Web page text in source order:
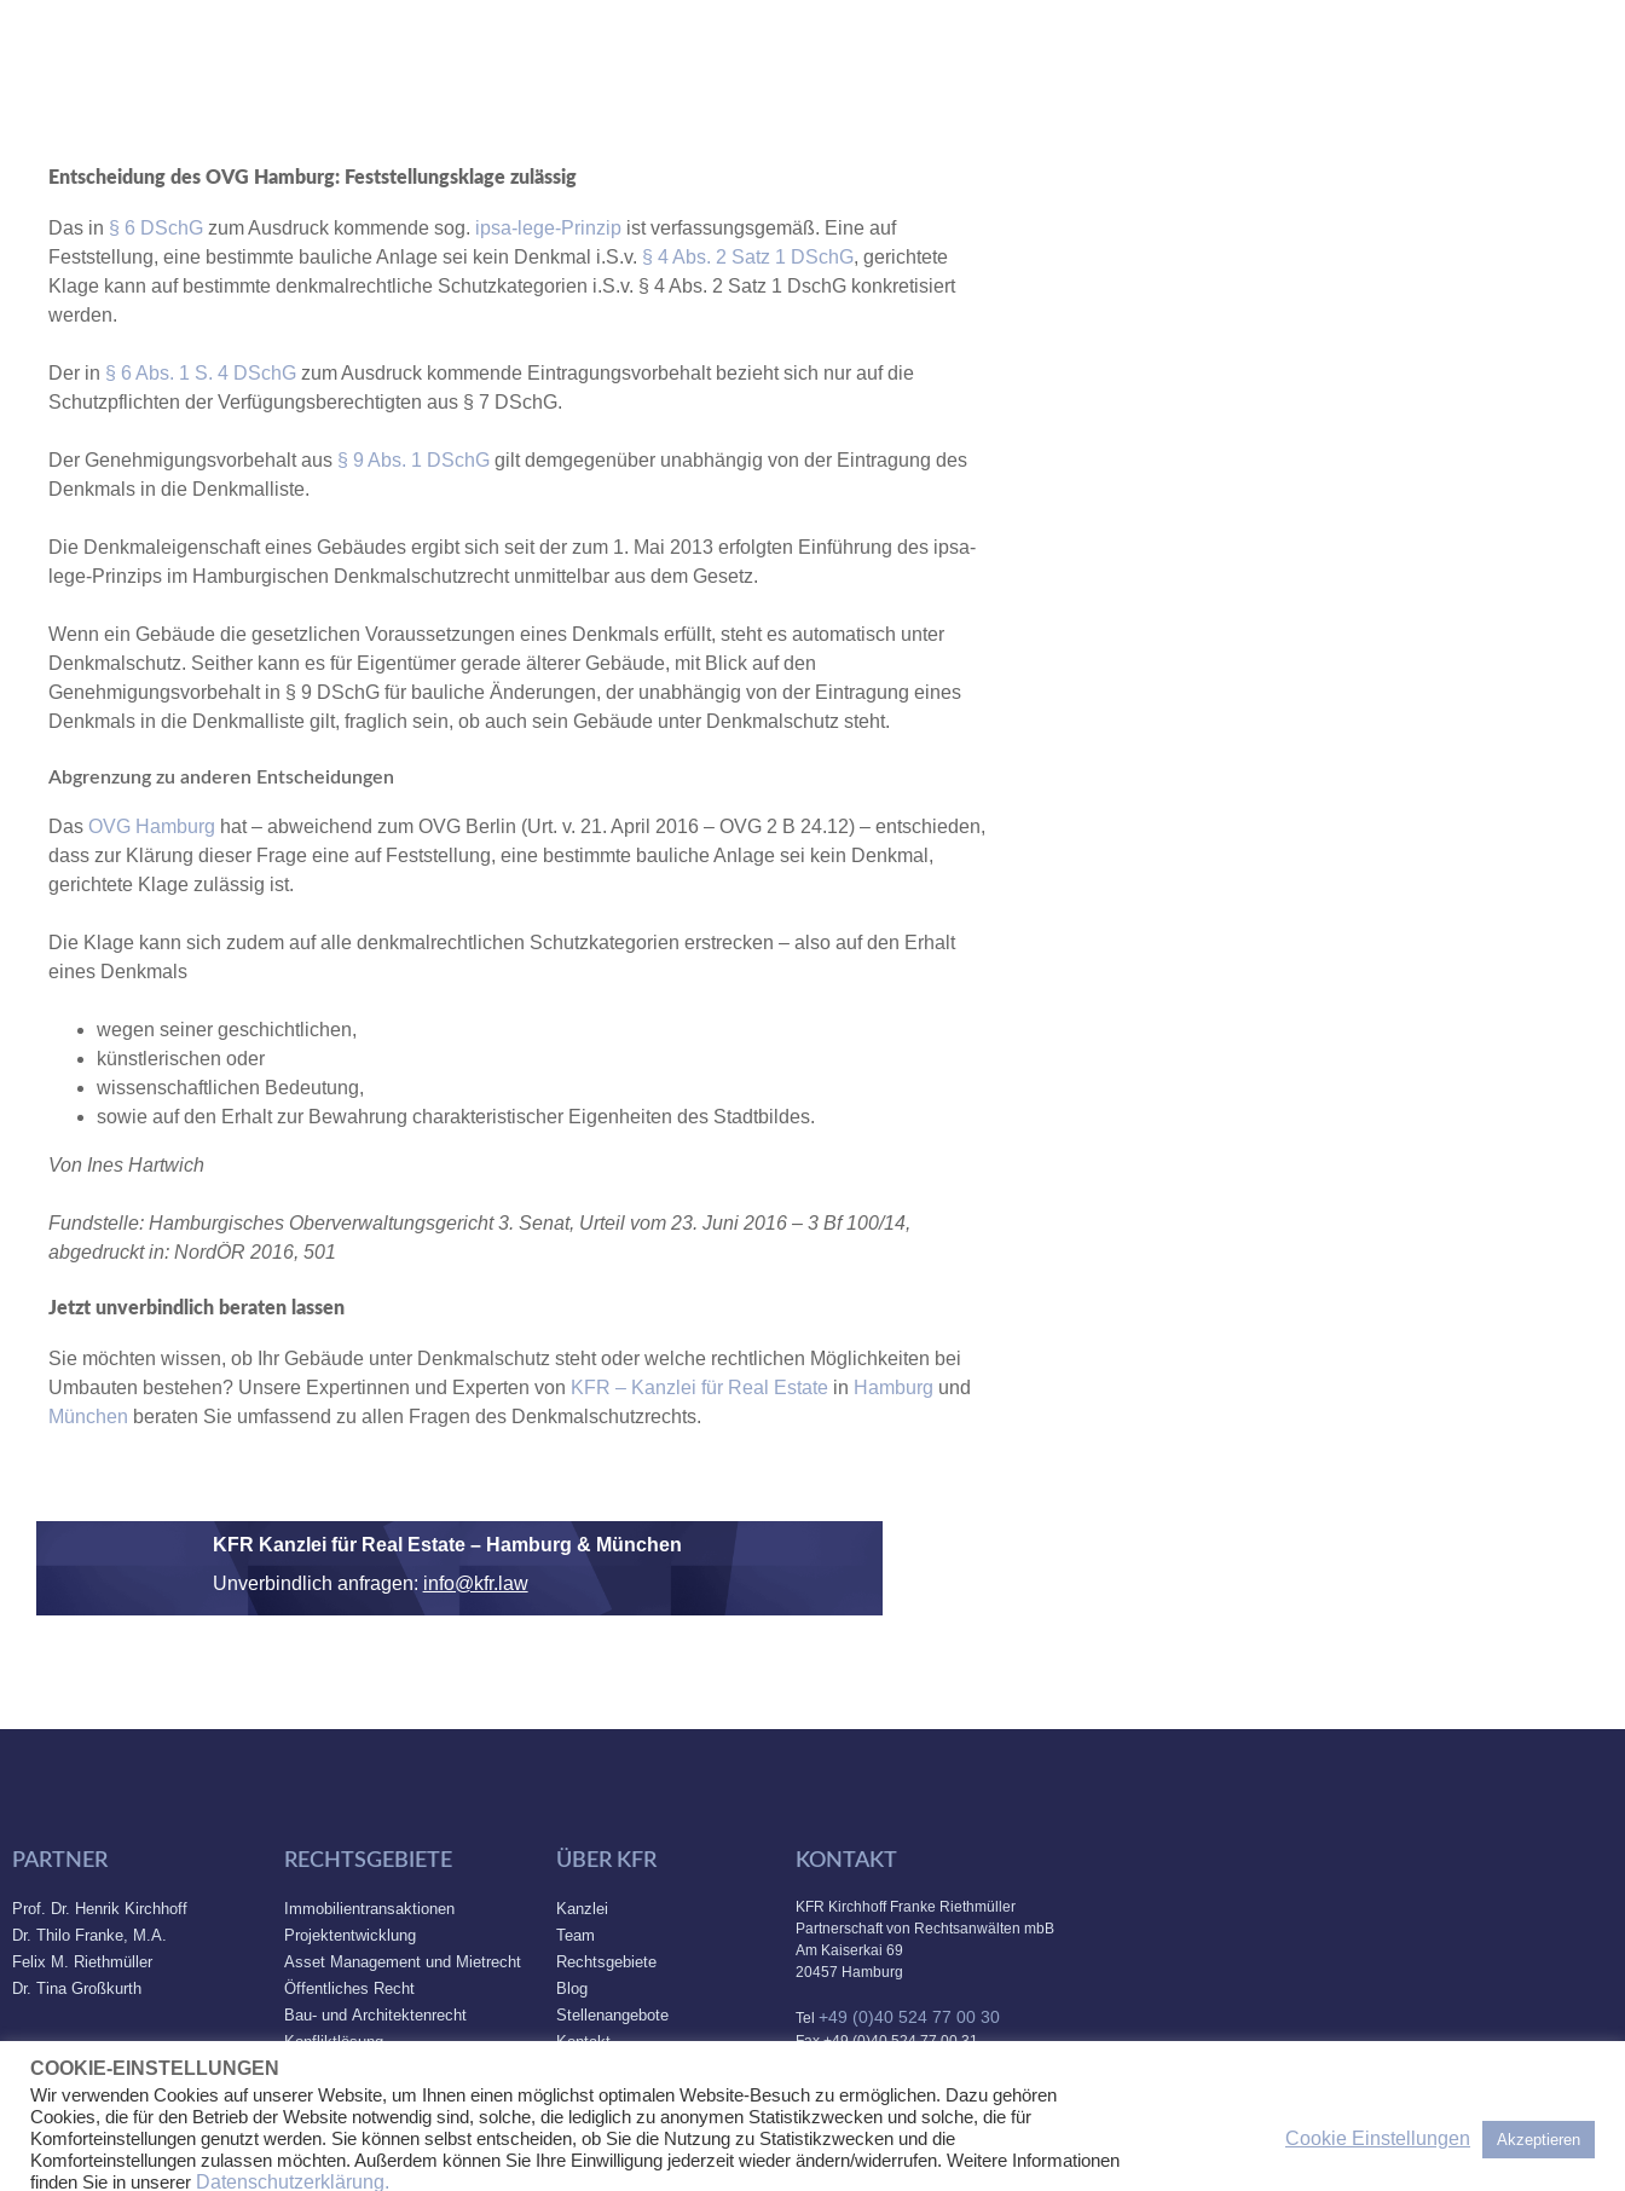
Entscheidung des OVG Hamburg: Feststellungsklage zulässig
Das in § 6 DSchG zum Ausdruck kommende sog. ipsa-lege-Prinzip ist verfassungsgemäß. Eine auf
Feststellung, eine bestimmte bauliche Anlage sei kein Denkmal i.S.v. § 4 Abs. 2 Satz 1 DSchG, gerichtete
Klage kann auf bestimmte denkmalrechtliche Schutzkategorien i.S.v. § 4 Abs. 2 Satz 1 DschG konkretisiert
werden.
Der in § 6 Abs. 1 S. 4 DSchG zum Ausdruck kommende Eintragungsvorbehalt bezieht sich nur auf die
Schutzpflichten der Verfügungsberechtigten aus § 7 DSchG.
Der Genehmigungsvorbehalt aus § 9 Abs. 1 DSchG gilt demgegenüber unabhängig von der Eintragung des
Denkmals in die Denkmalliste.
Die Denkmaleigenschaft eines Gebäudes ergibt sich seit der zum 1. Mai 2013 erfolgten Einführung des ipsa-
lege-Prinzips im Hamburgischen Denkmalschutzrecht unmittelbar aus dem Gesetz.
Wenn ein Gebäude die gesetzlichen Voraussetzungen eines Denkmals erfüllt, steht es automatisch unter
Denkmalschutz. Seither kann es für Eigentümer gerade älterer Gebäude, mit Blick auf den
Genehmigungsvorbehalt in § 9 DSchG für bauliche Änderungen, der unabhängig von der Eintragung eines
Denkmals in die Denkmalliste gilt, fraglich sein, ob auch sein Gebäude unter Denkmalschutz steht.
Abgrenzung zu anderen Entscheidungen
Das OVG Hamburg hat – abweichend zum OVG Berlin (Urt. v. 21. April 2016 – OVG 2 B 24.12) – entschieden,
dass zur Klärung dieser Frage eine auf Feststellung, eine bestimmte bauliche Anlage sei kein Denkmal,
gerichtete Klage zulässig ist.
Die Klage kann sich zudem auf alle denkmalrechtlichen Schutzkategorien erstrecken – also auf den Erhalt
eines Denkmals
wegen seiner geschichtlichen,
künstlerischen oder
wissenschaftlichen Bedeutung,
sowie auf den Erhalt zur Bewahrung charakteristischer Eigenheiten des Stadtbildes.
Von Ines Hartwich
Fundstelle: Hamburgisches Oberverwaltungsgericht 3. Senat, Urteil vom 23. Juni 2016 – 3 Bf 100/14,
abgedruckt in: NordÖR 2016, 501
Jetzt unverbindlich beraten lassen
Sie möchten wissen, ob Ihr Gebäude unter Denkmalschutz steht oder welche rechtlichen Möglichkeiten bei
Umbauten bestehen? Unsere Expertinnen und Experten von KFR – Kanzlei für Real Estate in Hamburg und
München beraten Sie umfassend zu allen Fragen des Denkmalschutzrechts.
KFR Kanzlei für Real Estate – Hamburg & München
Unverbindlich anfragen: info@kfr.law
PARTNER
Prof. Dr. Henrik Kirchhoff
Dr. Thilo Franke, M.A.
Felix M. Riethmüller
Dr. Tina Großkurth
RECHTSGEBIETE
Immobilientransaktionen
Projektentwicklung
Asset Management und Mietrecht
Öffentliches Recht
Bau- und Architektenrecht
Konfliktlösung
ÜBER KFR
Kanzlei
Team
Rechtsgebiete
Blog
Stellenangebote
Kontakt
Impressum
KONTAKT
KFR Kirchhoff Franke Riethmüller
Partnerschaft von Rechtsanwälten mbB
Am Kaiserkai 69
20457 Hamburg
Tel +49 (0)40 524 77 00 30
Fax +49 (0)40 524 77 00 31
COOKIE-EINSTELLUNGEN
Wir verwenden Cookies auf unserer Website, um Ihnen einen möglichst optimalen Website-Besuch zu ermöglichen. Dazu gehören
Cookies, die für den Betrieb der Website notwendig sind, solche, die lediglich zu anonymen Statistikzwecken und solche, die für
Komforteinstellungen genutzt werden. Sie können selbst entscheiden, ob Sie die Nutzung zu Statistikzwecken und die
Komforteinstellungen zulassen möchten. Außerdem können Sie Ihre Einwilligung jederzeit wieder ändern/widerrufen. Weitere Informationen
finden Sie in unserer Datenschutzerklärung.
Cookie Einstellungen Akzeptieren